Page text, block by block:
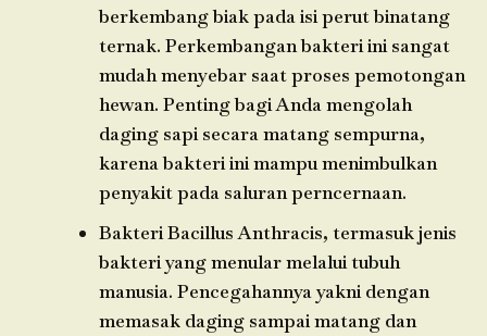
berkembang biak pada isi perut binatang
ternak. Perkembangan bakteri ini sangat
mudah menyebar saat proses pemotongan
hewan. Penting bagi Anda mengolah
daging sapi secara matang sempurna,
karena bakteri ini mampu menimbulkan
penyakit pada saluran perncernaan.
Bakteri Bacillus Anthracis, termasuk jenis
bakteri yang menular melalui tubuh
manusia. Pencegahannya yakni dengan
memasak daging sampai matang dan